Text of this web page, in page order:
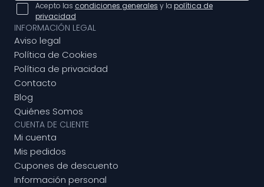
Acepto las condiciones generales y la política de
privacidad
INFORMACIÓN LEGAL
Aviso legal
Política de Cookies
Política de privacidad
Contacto
Blog
Quiénes Somos
CUENTA DE CLIENTE
Mi cuenta
Mis pedidos
Cupones de descuento
Información personal